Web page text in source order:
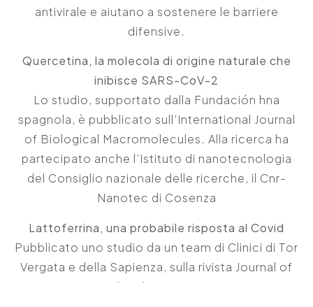
antivirale e aiutano a sostenere le barriere
difensive.
Quercetina, la molecola di origine naturale che
inibisce SARS-CoV-2
Lo studio, supportato dalla Fundación hna
spagnola, è pubblicato sull’International Journal
of Biological Macromolecules. Alla ricerca ha
partecipato anche l’Istituto di nanotecnologia
del Consiglio nazionale delle ricerche, il Cnr-
Nanotec di Cosenza
Lattoferrina, una probabile risposta al Covid
Pubblicato uno studio da un team di Clinici di Tor
Vergata e della Sapienza, sulla rivista Journal of
Molecular Sciences